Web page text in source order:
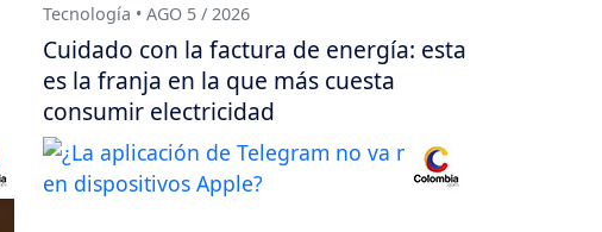
Tecnología • AGO 5 / 2026
Cuidado con la factura de energía: esta
es la franja en la que más cuesta
consumir electricidad